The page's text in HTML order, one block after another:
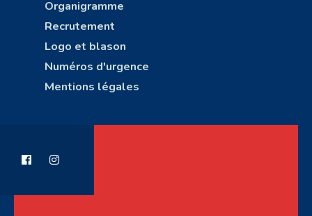
Organigramme
Recrutement
Logo et blason
Numéros d'urgence
Mentions légales